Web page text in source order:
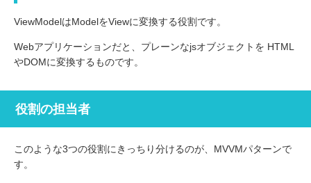
ViewModelはModelをViewに変換する役割です。
Webアプリケーションだと、プレーンなjsオブジェクトを HTML
やDOMに変換するものです。
役割の担当者
このような3つの役割にきっちり分けるのが、MVVMパターンで
す。